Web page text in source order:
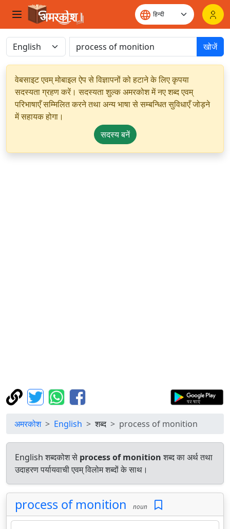
खोजें
वेबसाइट एवम् मोबाइल ऐप से विज्ञापनों को हटाने के लिए कृपया
सदस्यता ग्रहण करें। सदस्यता शुल्क अमरकोश में नए शब्द एवम्
परिभाषाएँ सम्मिलित करने तथा अन्य भाषा से सम्बन्धित सुविधाएँ जोड़ने
में सहायक होगा।
सदस्य बनें
अमरकोश English शब्द process of monition
English शब्दकोश से process of monitionशब्द का अर्थ तथा
उदाहरण पर्यायवाची एवम् विलोम शब्दों के साथ।
process of monition noun